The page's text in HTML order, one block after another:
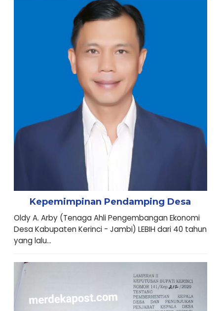
Kepemimpinan Pendamping Desa
Oldy A. Arby (Tenaga Ahli Pengembangan Ekonomi
Desa Kabupaten Kerinci - Jambi) LEBIH dari 40 tahun
yang lalu...